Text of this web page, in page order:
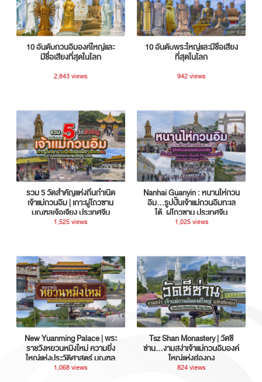
10 อันดับกวนอิมองค์ใหญ่และ
มีชื่อเสียงที่สุดในโลก
2,843 views
10 อันดับพระใหญ่และมีชื่อเสียง
ที่สุดในโลก
942 views
รวม 5 วัดสำคัญแห่งถิ่นกำเนิด
เจ้าแม่กวนอิม | เกาะผู่โถวซาน
มณฑลเจ้อเจียง ประเทศจีน
1,525 views
Nanhai Guanyin : หนานไห่กวน
อิม...รูปปั้นเจ้าแม่กวนอิมทะเล
ใต้, ผู่โถวซาน ประเทศจีน
1,025 views
New Yuanming Palace | พระ
ราชวังหยวนหมิงใหม่ ความยิ่ง
ใหญ่แห่งประวัติศาสตร์ มณฑล
กวางตุ้ง ประเทศจีน
1,068 views
Tsz Shan Monastery | วัดซี
ซ่าน…งามสง่าเจ้าแม่กวนอิมองค์
ใหญ่แห่งฮ่องกง
824 views